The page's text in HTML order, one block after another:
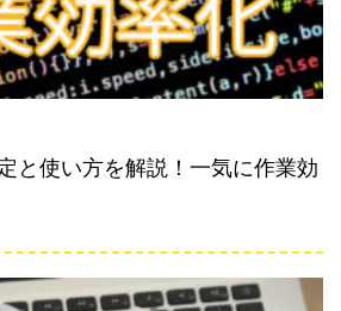
と使い方を解説！一気に作業効